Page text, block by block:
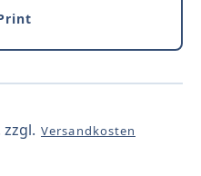
Versandkosten